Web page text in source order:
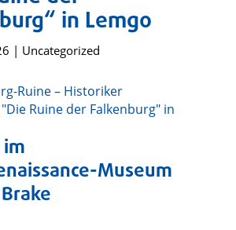
in Lemgo
| Uncategorized
Museum